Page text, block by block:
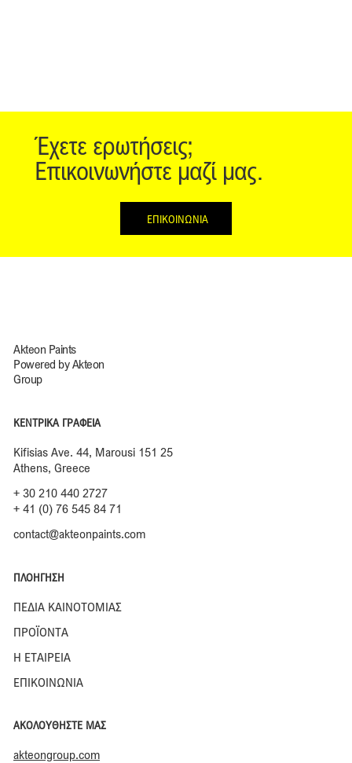
Έχετε ερωτήσεις;
Επικοινωνήστε μαζί μας.
ΕΠΙΚΟΙΝΩΝΙΑ
Akteon Paints
Powered by Akteon
Group
ΚΕΝΤΡΙΚΑ ΓΡΑΦΕΙΑ
Kifisias Ave. 44, Marousi 151 25
Athens, Greece
+ 30 210 440 2727
+ 41 (0) 76 545 84 71
contact@akteonpaints.com
ΠΛΟΗΓΗΣΗ
ΠΕΔΙΑ ΚΑΙΝΟΤΟΜΙΑΣ
ΠΡΟΪΟΝΤΑ
Η ΕΤΑΙΡΕΙΑ
ΕΠΙΚΟΙΝΩΝΙΑ
ΑΚΟΛΟΥΘΗΣΤΕ ΜΑΣ
akteongroup.com